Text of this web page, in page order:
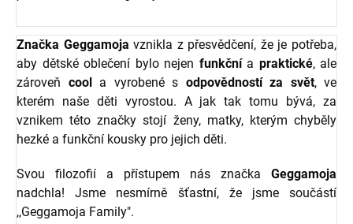
Značka Geggamoja vznikla z přesvědčení, že je potřeba,
aby dětské oblečení bylo nejen funkčnía praktické, ale
zároveň coola vyrobené s odpovědností za svět, ve
kterém naše děti vyrostou. A jak tak tomu bývá, za
vznikem této značky stojí ženy, matky, kterým chyběly
hezké a funkční kousky pro jejich děti.
Svou filozofií a přístupem nás značka Geggamoja
nadchla! Jsme nesmírně šťastní, že jsme součástí
,,Geggamoja Family".